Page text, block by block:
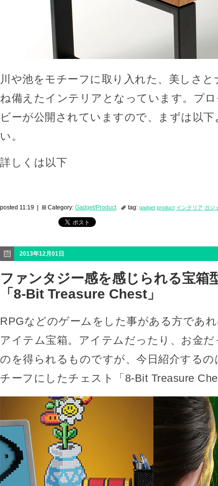
川や池をモチーフに取り入れた、美しさ
ね備えたインテリアとなっています。プ
ビーが公開されていますので、まずは以
い。
詳しくは以下
posted 11:19 | Category: Gadget/Product tag: gadget product インテリア ガジ
2013年12月01日
ファンタジー感を感じられる宝箱
「8-Bit Treasure Chest」
RPGなどのゲームをした事がある方であ
アイテム宝箱。アイテムだったり、お金
のを得られるものですが、今日紹介する
チーフにしたチェスト「8-Bit Treasure